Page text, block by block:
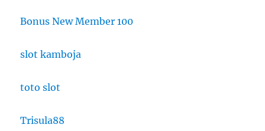
Bonus New Member 100
slot kamboja
toto slot
Trisula88